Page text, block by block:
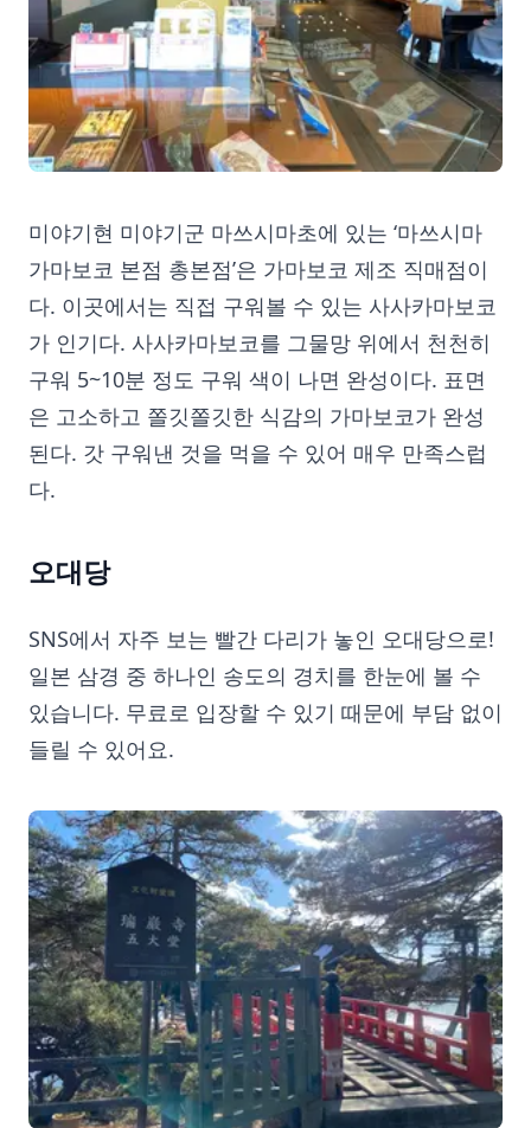
미야기현 미야기군 마쓰시마초에 있는 ‘마쓰시마
가마보코 본점 총본점’은 가마보코 제조 직매점이
다. 이곳에서는 직접 구워볼 수 있는 사사카마보코
가 인기다. 사사카마보코를 그물망 위에서 천천히
구워 5~10분 정도 구워 색이 나면 완성이다. 표면
은 고소하고 쫄깃쫄깃한 식감의 가마보코가 완성
된다. 갓 구워낸 것을 먹을 수 있어 매우 만족스럽
다.
오대당
SNS에서 자주 보는 빨간 다리가 놓인 오대당으로!
일본 삼경 중 하나인 송도의 경치를 한눈에 볼 수
있습니다. 무료로 입장할 수 있기 때문에 부담 없이
들릴 수 있어요.